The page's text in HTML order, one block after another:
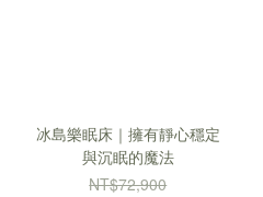
冰島樂眠床｜擁有靜心穩定
與沉眠的魔法
NT$72,900